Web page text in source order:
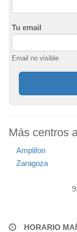
Tu email
Email no visible
Más centros
Amplifon
Zaragoza
HORARIO